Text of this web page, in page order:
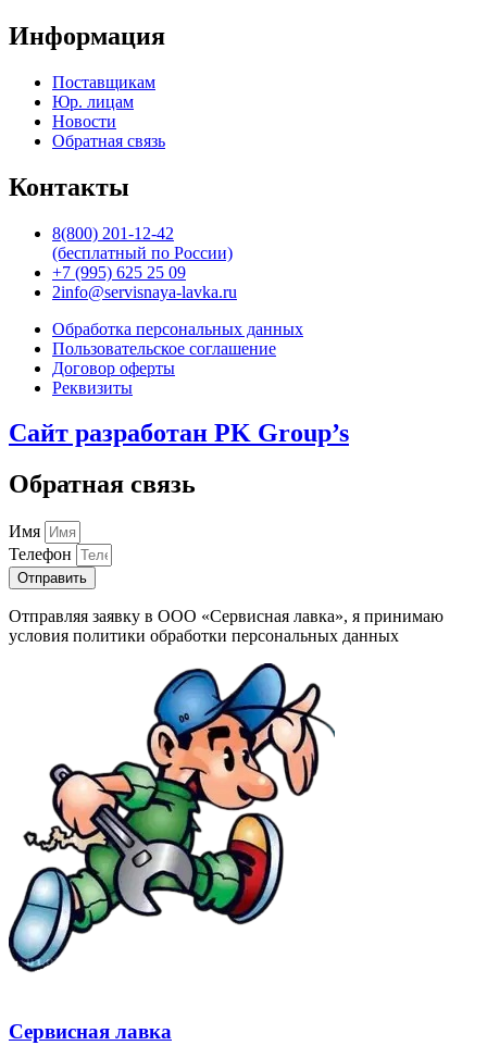
Информация
Поставщикам
Юр. лицам
Новости
Обратная связь
Контакты
8(800) 201-12-42
(бесплатный по России)
+7 (995) 625 25 09
2info@servisnaya-lavka.ru
Обработка персональных данных
Пользовательское соглашение
Договор оферты
Реквизиты
Сайт разработан PK Group’s
Обратная связь
Имя
Телефон
Отправить
Отправляя заявку в ООО «Сервисная лавка», я принимаю
условия политики обработки персональных данных
Сервисная лавка